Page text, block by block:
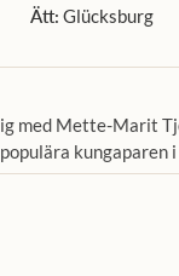
Ätt: Glücksburg
med Mette-Marit
kungaparen i